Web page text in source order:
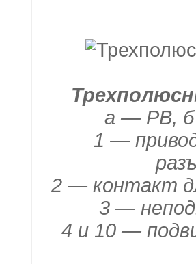
а — РВ, б
1 —
2 — контакт
3 —
4 и 10 —